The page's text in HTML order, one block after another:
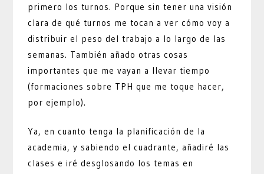
primero los turnos. Porque sin tener una visión
clara de qué turnos me tocan a ver cómo voy a
distribuir el peso del trabajo a lo largo de las
semanas. También añado otras cosas
importantes que me vayan a llevar tiempo
(formaciones sobre TPH que me toque hacer,
por ejemplo).
Ya, en cuanto tenga la planificación de la
academia, y sabiendo el cuadrante, añadiré las
clases e iré desglosando los temas en